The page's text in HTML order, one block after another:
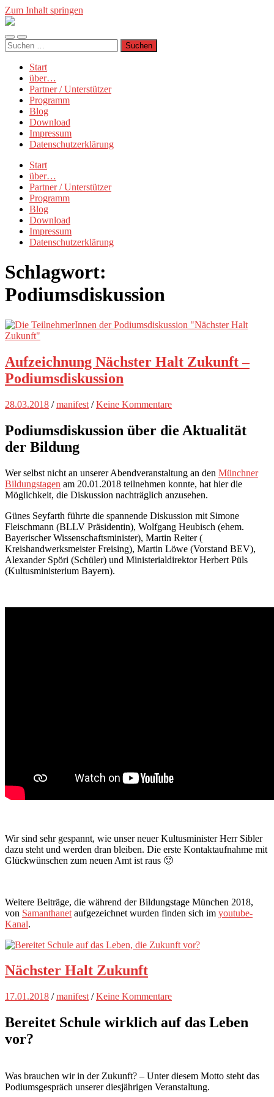
Zum Inhalt springen
Münchner
Mobile-
Menü
Suchfeld
ein-/ausblenden
Suchen
nach:
Start
über…
Partner / Unterstützer
Programm
Blog
Download
Impressum
Datenschutzerklärung
Start
über…
Partner / Unterstützer
Programm
Blog
Download
Impressum
Datenschutzerklärung
Schlagwort:
Podiumsdiskussion
Aufzeichnung Nächster Halt Zukunft –
Podiumsdiskussion
28.03.2018 /manifest /Keine Kommentare
Podiumsdiskussion über die Aktualität
der Bildung
Wer selbst nicht an unserer Abendveranstaltung an den Münchner
Bildungstagen am 20.01.2018 teilnehmen konnte, hat hier die
Möglichkeit, die Diskussion nachträglich anzusehen.
Günes Seyfarth führte die spannende Diskussion mit Simone
Fleischmann (BLLV Präsidentin), Wolfgang Heubisch (ehem.
Bayerischer Wissenschaftsminister), Martin Reiter (
Kreishandwerksmeister Freising), Martin Löwe (Vorstand BEV),
Alexander Spöri (Schüler) und Ministerialdirektor Herbert Püls
(Kultusministerium Bayern).
Wir sind sehr gespannt, wie unser neuer Kultusminister Herr Sibler
dazu steht und werden dran bleiben. Die erste Kontaktaufnahme mit
Glückwünschen zum neuen Amt ist raus 🙂
Weitere Beiträge, die während der Bildungstage München 2018,
von Samanthanet aufgezeichnet wurden finden sich im youtube-
Kanal.
Nächster Halt Zukunft
17.01.2018 /manifest /Keine Kommentare
Bereitet Schule wirklich auf das Leben
vor?
Was brauchen wir in der Zukunft? – Unter diesem Motto steht das
Podiumsgespräch unserer diesjährigen Veranstaltung.